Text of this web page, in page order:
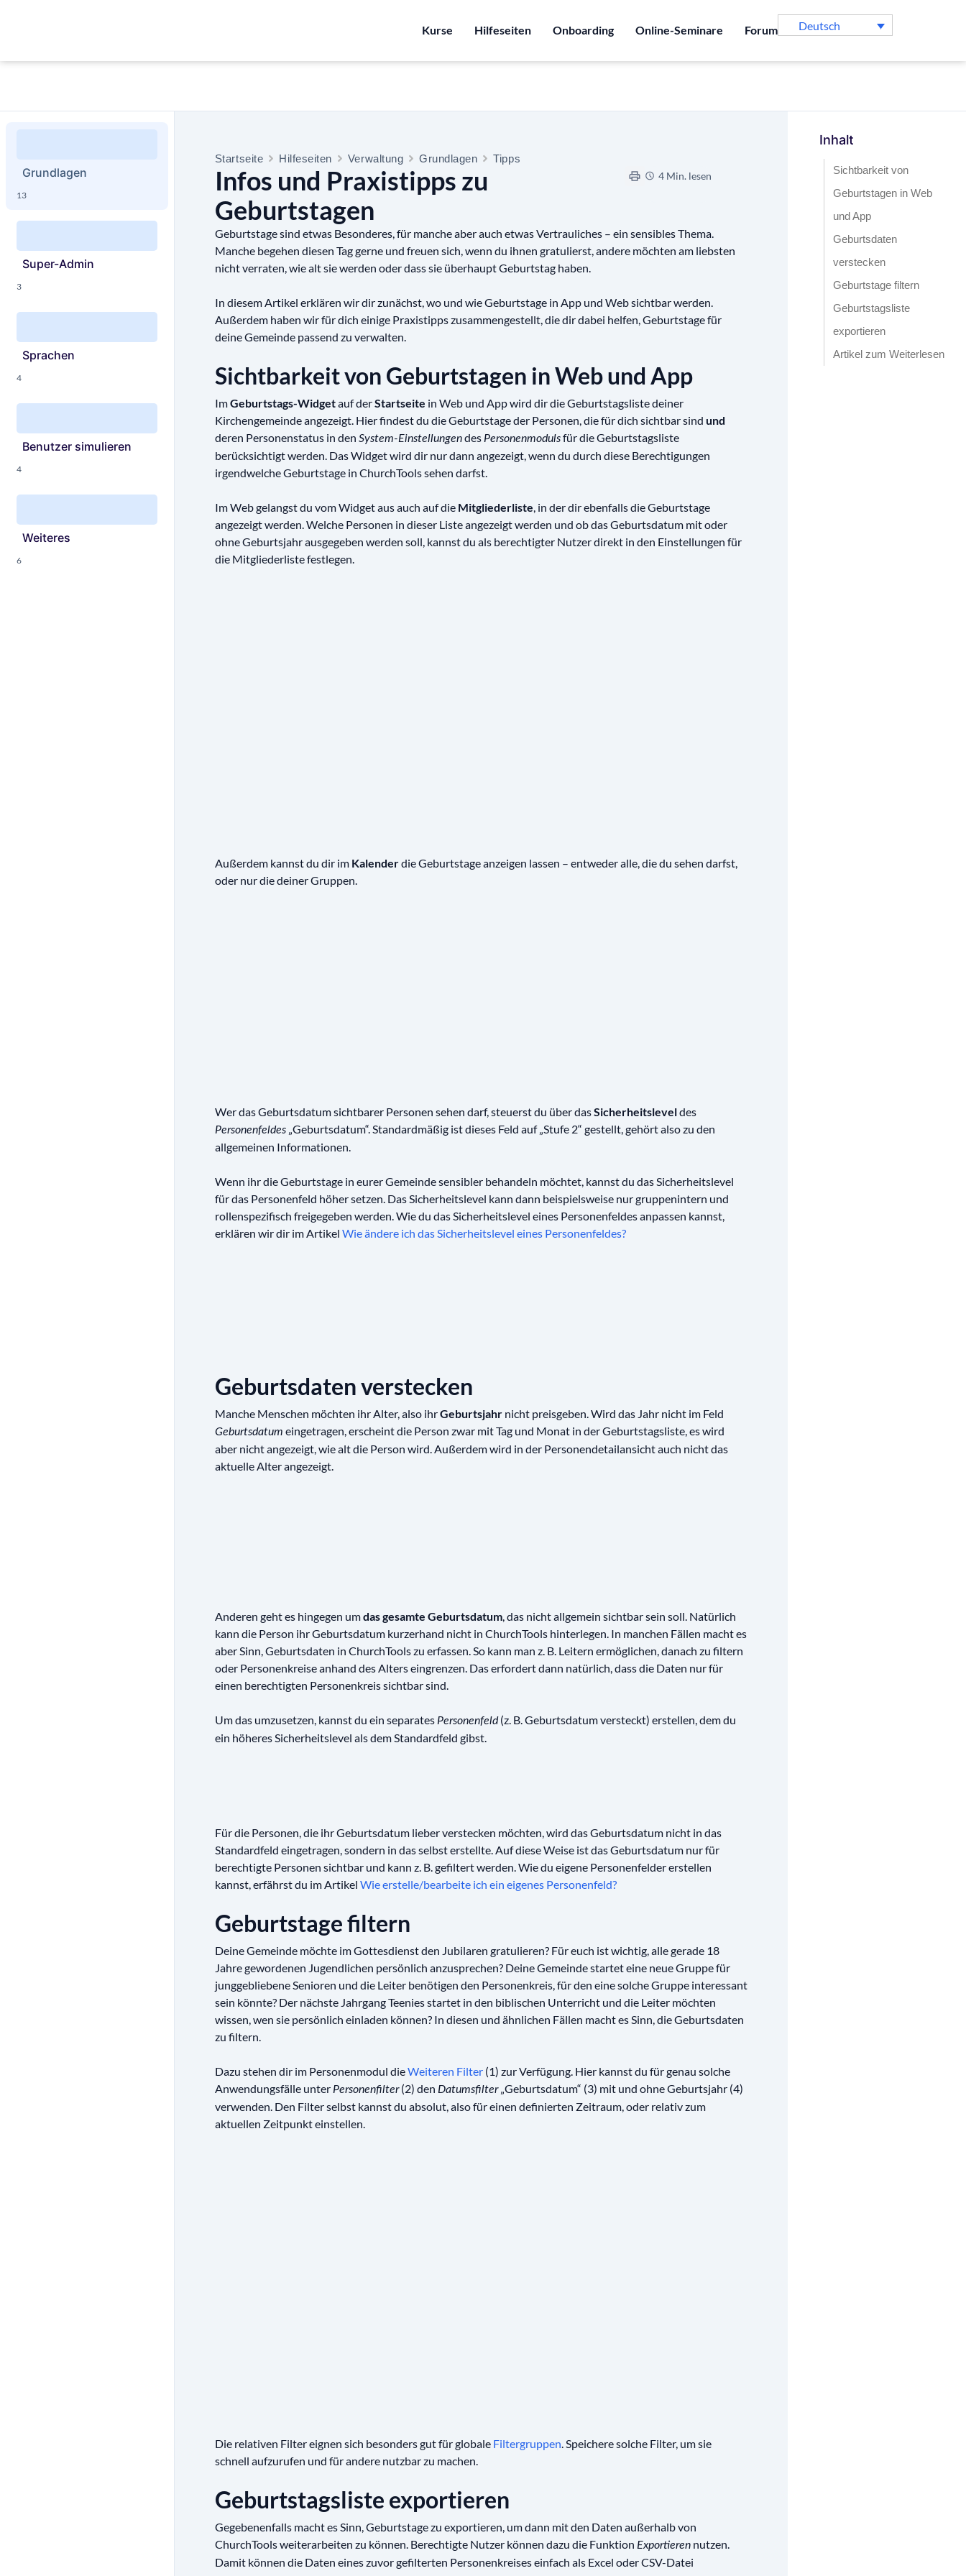
Kurse Hilfeseiten Onboarding Online-Seminare Forum Deutsch
Grundlagen
13
Super-Admin
3
Sprachen
4
Benutzer simulieren
4
Weiteres
6
Startseite Hilfeseiten Verwaltung Grundlagen Tipps
Infos und Praxistipps zu
Geburtstagen
4 Min. lesen
Geburtstage sind etwas Besonderes, für manche aber auch etwas Vertrauliches – ein sensibles Thema.
Manche begehen diesen Tag gerne und freuen sich, wenn du ihnen gratulierst, andere möchten am liebsten
nicht verraten, wie alt sie werden oder dass sie überhaupt Geburtstag haben.
In diesem Artikel erklären wir dir zunächst, wo und wie Geburtstage in App und Web sichtbar werden.
Außerdem haben wir für dich einige Praxistipps zusammengestellt, die dir dabei helfen, Geburtstage für
deine Gemeinde passend zu verwalten.
Sichtbarkeit von Geburtstagen in Web und App
ImGeburtstags-Widgetauf derStartseite in Web und App wird dir die Geburtstagsliste deiner
Kirchengemeinde angezeigt. Hier findest du die Geburtstage der Personen, die für dich sichtbar sind und
deren Personenstatus in den System-Einstellungendes Personenmodulsfür die Geburtstagsliste
berücksichtigt werden. Das Widget wird dir nur dann angezeigt, wenn du durch diese Berechtigungen
irgendwelche Geburtstage in ChurchTools sehen darfst.
Im Web gelangst du vom Widget aus auch auf die Mitgliederliste , in der dir ebenfalls die Geburtstage
angezeigt werden. Welche Personen in dieser Liste angezeigt werden und ob das Geburtsdatum mit oder
ohne Geburtsjahr ausgegeben werden soll, kannst du als berechtigter Nutzer direkt in den Einstellungen für
die Mitgliederliste festlegen.
Außerdem kannst du dir im Kalenderdie Geburtstage anzeigen lassen – entweder alle, die du sehen darfst,
oder nur die deiner Gruppen.
Wer das Geburtsdatum sichtbarer Personen sehen darf, steuerst du über dasSicherheitsleveldes
Personenfeldes„Geburtsdatum“. Standardmäßig ist dieses Feld auf „Stufe 2“ gestellt, gehört also zu den
allgemeinen Informationen.
Wenn ihr die Geburtstage in eurer Gemeinde sensibler behandeln möchtet, kannst du das Sicherheitslevel
für das Personenfeld höher setzen. Das Sicherheitslevel kann dann beispielsweise nur gruppenintern und
rollenspezifisch freigegeben werden. Wie du das Sicherheitslevel eines Personenfeldes anpassen kannst,
erklären wir dir im Artikel Wie ändere ich das Sicherheitslevel eines Personenfeldes?
Geburtsdaten verstecken
Manche Menschen möchten ihr Alter, also ihrGeburtsjahrnicht preisgeben. Wird das Jahr nicht im Feld
Geburtsdatum eingetragen, erscheint die Person zwar mit Tag und Monat in der Geburtstagsliste, es wird
aber nicht angezeigt, wie alt die Person wird. Außerdem wird in der Personendetailansicht auch nicht das
aktuelle Alter angezeigt.
Anderen geht es hingegen umdas gesamte Geburtsdatum, das nicht allgemein sichtbar sein soll. Natürlich
kann die Person ihr Geburtsdatum kurzerhand nicht in ChurchTools hinterlegen. In manchen Fällen macht es
aber Sinn, Geburtsdaten in ChurchTools zu erfassen. So kann man z. B. Leitern ermöglichen, danach zu filtern
oder Personenkreise anhand des Alters eingrenzen. Das erfordert dann natürlich, dass die Daten nur für
einen berechtigten Personenkreis sichtbar sind.
Um das umzusetzen, kannst du ein separates Personenfeld(z. B. Geburtsdatum versteckt) erstellen, dem du
ein höheres Sicherheitslevel als dem Standardfeld gibst.
Für die Personen, die ihr Geburtsdatum lieber verstecken möchten, wird das Geburtsdatum nicht in das
Standardfeld eingetragen, sondern in das selbst erstellte. Auf diese Weise ist das Geburtsdatum nur für
berechtigte Personen sichtbar und kann z. B. gefiltert werden. Wie du eigene Personenfelder erstellen
kannst, erfährst du im Artikel Wie erstelle/bearbeite ich ein eigenes Personenfeld?
Geburtstage filtern
Deine Gemeinde möchte im Gottesdienst den Jubilaren gratulieren? Für euch ist wichtig, alle gerade 18
Jahre gewordenen Jugendlichen persönlich anzusprechen? Deine Gemeinde startet eine neue Gruppe für
junggebliebene Senioren und die Leiter benötigen den Personenkreis, für den eine solche Gruppe interessant
sein könnte? Der nächste Jahrgang Teenies startet in den biblischen Unterricht und die Leiter möchten
wissen, wen sie persönlich einladen können? In diesen und ähnlichen Fällen macht es Sinn, die Geburtsdaten
zu filtern.
Dazu stehen dir im Personenmodul dieWeiteren Filter(1) zur Verfügung. Hier kannst du für genau solche
Anwendungsfälle unter Personenfilter(2) den Datumsfilter„Geburtsdatum“ (3) mit und ohne Geburtsjahr (4)
verwenden. Den Filter selbst kannst du absolut, also für einen definierten Zeitraum, oder relativ zum
aktuellen Zeitpunkt einstellen.
Die relativen Filter eignen sich besonders gut für globale Filtergruppen. Speichere solche Filter, um sie
schnell aufzurufen und für andere nutzbar zu machen.
Geburtstagsliste exportieren
Gegebenenfalls macht es Sinn, Geburtstage zu exportieren, um dann mit den Daten außerhalb von
ChurchTools weiterarbeiten zu können. Berechtigte Nutzer können dazu die Funktion Exportierennutzen.
Damit können die Daten eines zuvor gefilterten Personenkreises einfach als Excel oder CSV-Datei
Inhalt
Sichtbarkeit von
Geburtstagen in Web
und App
Geburtsdaten
verstecken
Geburtstage filtern
Geburtstagsliste
exportieren
Artikel zum Weiterlesen